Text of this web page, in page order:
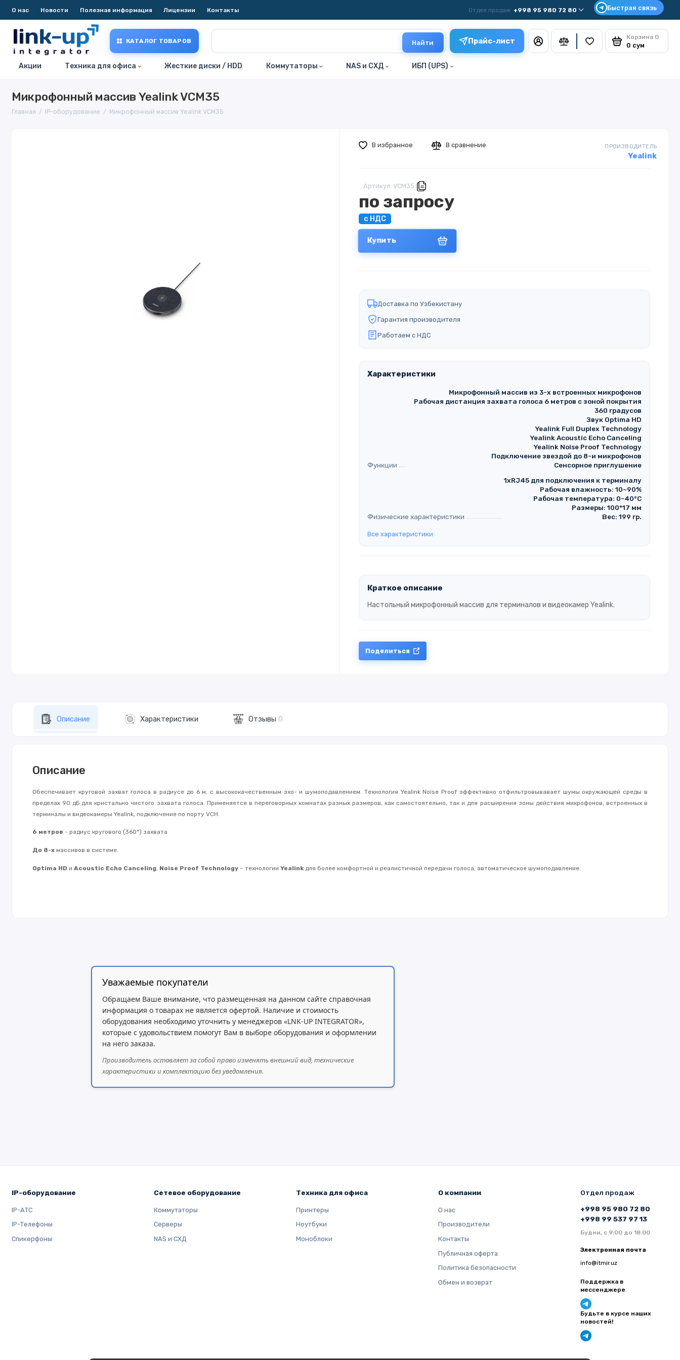
О нас Новости Полезная информация Лицензии Контакты Отдел продаж +998 95 980 72 80
КАТАЛОГ ТОВАРОВ Найти Прайс-лист Корзина 0
0 сум
Акции Техника для офиса Жесткие диски / HDD Коммутаторы NAS и СХД ИБП (UPS)
Микрофонный массив Yealink VCM35
Главная IP-оборудование Микрофонный массив Yealink VCM35
Артикул: VCM35
Yealink
ПРОИЗВОДИТЕЛЬ
по запросу
с НДС
Купить
Доставка по Узбекистану
Гарантия производителя
Работаем с НДС
В избранное В сравнение
Характеристики
Функции
Микрофонный массив из 3-х встроенных микрофонов
Рабочая дистанция захвата голоса 6 метров с зоной покрытия
360 градусов
Звук Optima HD
Yealink Full Duplex Technology
Yealink Acoustic Echo Canceling
Yealink Noise Proof Technology
Подключение звездой до 8-и микрофонов
Сенсорное приглушение
Физические характеристики
1xRJ45 для подключения к терминалу
Рабочая влажность: 10~90%
Рабочая температура: 0-40°C
Размеры: 100*17 мм
Вес: 199 гр.
Все характеристики
Краткое описание
Настольный микрофонный массив для терминалов и видеокамер Yealink.
Поделиться
Описание Характеристики Отзывы 0
Описание
Обеспечивает круговой захват голоса в радиусе до 6 м. с высококачественным эхо- и шумоподавлением. Технология Yealink Noise Proof эффективно отфильтровывавает шумы окружающей среды в
пределах 90 дБ для кристально чистого захвата голоса. Применяется в переговорных комнатах разных размеров, как самостоятельно, так и для расширения зоны действия микрофонов, встроенных в
терминалы и видеокамеры Yealink, подключение по порту VCH.
6 метров - радиус кругового (360°) захвата
До 8-х массивов в системе.
Optima HD иAcoustic Echo Canceling Noise Proof Technology – технологииYealink для более комфортной и реалистичной передачи голоса, автоматическое шумоподавление.
Уважаемые покупатели
Обращаем Ваше внимание, что размещенная на данном сайте справочная
информация о товарах не является офертой. Наличие и стоимость
оборудования необходимо уточнить у менеджеров «LNK-UP INTEGRATOR»,
которые с удовольствием помогут Вам в выборе оборудования и оформлении
на него заказа.
Производитель оставляет за собой право изменять внешний вид, технические
характеристики и комплектацию без уведомления.
IP-оборудование
IP-АТС
IP-Телефоны
Спикерфоны
Сетевое оборудование
Коммутаторы
Серверы
NAS и СХД
Техника для офиса
Принтеры
Ноутбуки
Моноблоки
О компании
О нас
Производители
Контакты
Публичная оферта
Политика безопасности
Обмен и возврат
Отдел продаж
+998 95 980 72 80
+998 99 537 97 13
Будни, с 9:00 до 18.00
Электронная почта
info@itmir.uz
Поддержка в
мессенджере
Будьте в курсе наших
новостей!